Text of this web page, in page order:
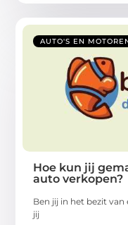
AUTO'S EN
Hoe kun jij
auto verkopen?
Ben jij in het bezit
jij